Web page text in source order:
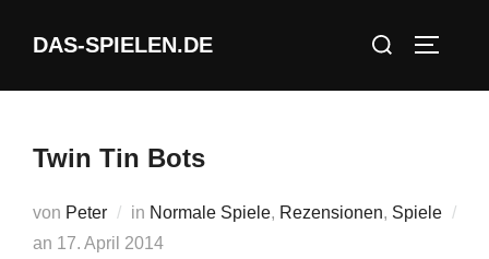
InhaltDAS-SPIELEN.DE
Suchen
Twin Tin Bots
von Peter in Normale Spiele, Rezensionen, Spiele
an Veröffentlicht
17. April 2014